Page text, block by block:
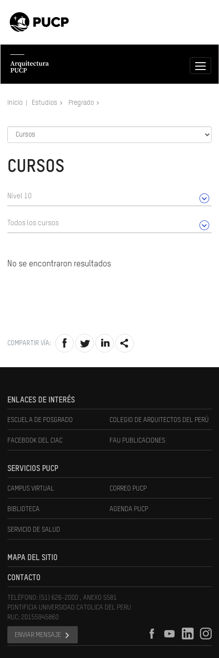
Inicio Estudios Pregrado
CURSOS
Nivel 10
Todos los cursos
No se encontraron resultados
COMPARTIR VÍA:
ENLACES DE INTERÉS
ESCUELA DE POSGRADO COLEGIO DE ARQUITECTOS DEL PERÚ
FACEBOOK DEL CIAC FAU PUBLICACIONES
SERVICIOS PUCP
CAMPUS VIRTUAL CORREO PUCP
BIBLIOTECA AGENDA PUCP
SERVICIO DE SALUD
MAPA DEL SITIO
CONTACTO
TELÉFONO: (51) 626-2000 , ANEXO 5581
PONTIFICIA UNIVERSIDAD CATOLICA DEL PERU
RUC: 20155945860
ENVIAR MENSAJE